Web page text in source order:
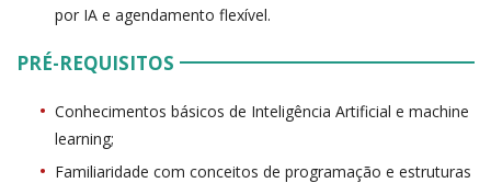
por IA e agendamento flexível.
PRÉ-REQUISITOS
Conhecimentos básicos de Inteligência Artificial e machine
learning;
Familiaridade com conceitos de programação e estruturas